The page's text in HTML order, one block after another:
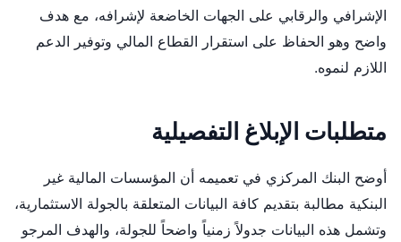
الإشرافي والرقابي على الجهات الخاضعة لإشرافه، مع هدف
واضح وهو الحفاظ على استقرار القطاع المالي وتوفير الدعم
اللازم لنموه.
متطلبات الإبلاغ التفصيلية
أوضح البنك المركزي في تعميمه أن المؤسسات المالية غير
البنكية مطالبة بتقديم كافة البيانات المتعلقة بالجولة الاستثمارية،
وتشمل هذه البيانات جدولاً زمنياً واضحاً للجولة، والهدف المرجو